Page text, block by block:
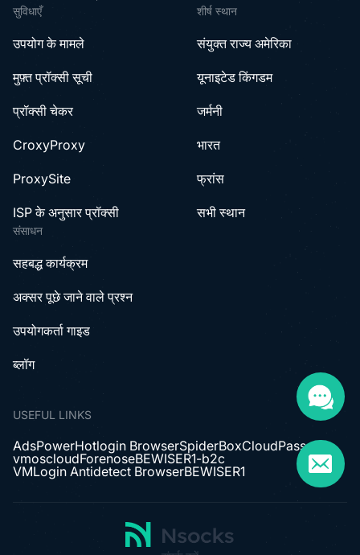
सुविधाएँ
उपयोग के मामले
मुफ़्त प्रॉक्सी सूची
प्रॉक्सी चेकर
CroxyProxy
ProxySite
ISP के अनुसार प्रॉक्सी
शीर्ष स्थान
संयुक्त राज्य अमेरिका
यूनाइटेड किंगडम
जर्मनी
भारत
फ्रांस
सभी स्थान
संसाधन
सहबद्ध कार्यक्रम
अक्सर पूछे जाने वाले प्रश्न
उपयोगकर्ता गाइड
ब्लॉग
USEFUL LINKS
AdsPowerHotlogin BrowserSpiderBoxCloudPass
vmoscloudForenoseBEWISER1-b2c
VMLogin Antidetect BrowserBEWISER1